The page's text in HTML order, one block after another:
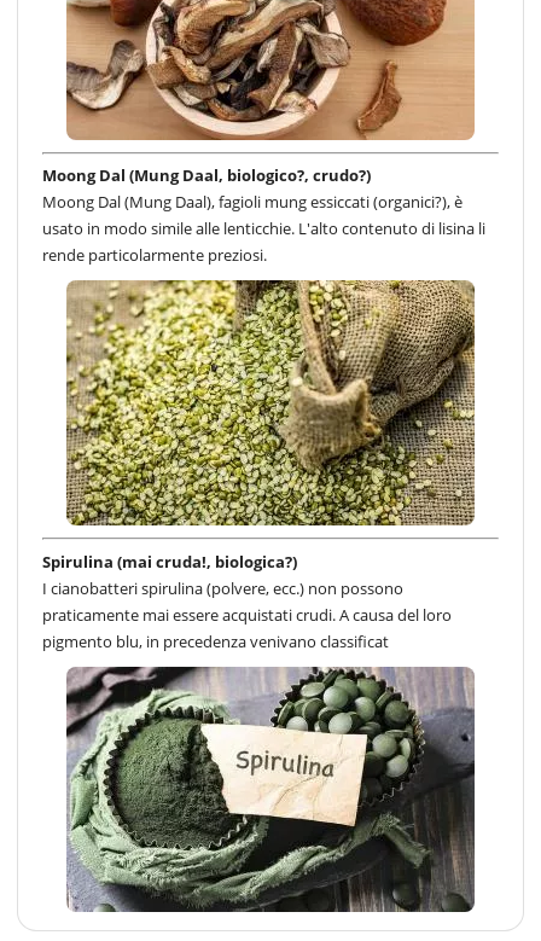
Moong Dal (Mung Daal, biologico?, crudo?)
Moong Dal (Mung Daal), fagioli mung essiccati (organici?), è
usato in modo simile alle lenticchie. L'alto contenuto di lisina li
rende particolarmente preziosi.
Spirulina (mai cruda!, biologica?)
I cianobatteri spirulina (polvere, ecc.) non possono
praticamente mai essere acquistati crudi. A causa del loro
pigmento blu, in precedenza venivano classificat